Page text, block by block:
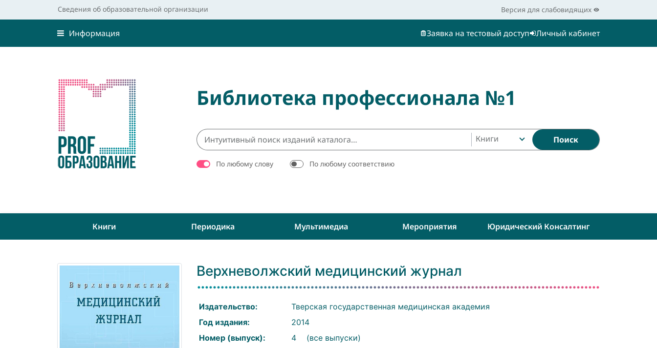
Сведения об образовательной организации Версия для слабовидящих
Информация Заявка на тестовый доступ Личный кабинет
Библиотека профессионала №1
Книги Поиск
По любому слову По любому соответствию
Книги Периодика Мультимедиа Мероприятия Юридический Консалтинг
Верхневолжский медицинский журнал
Издательство:
Тверская государственная медицинская академия
Год издания:
2014
Номер (выпуск):
4
(все выпуски)